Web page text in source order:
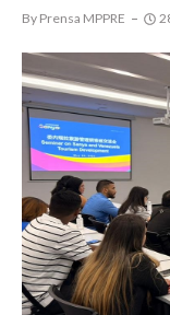
By Prensa MPPRE